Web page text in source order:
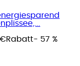
€Rabatt- 57 %